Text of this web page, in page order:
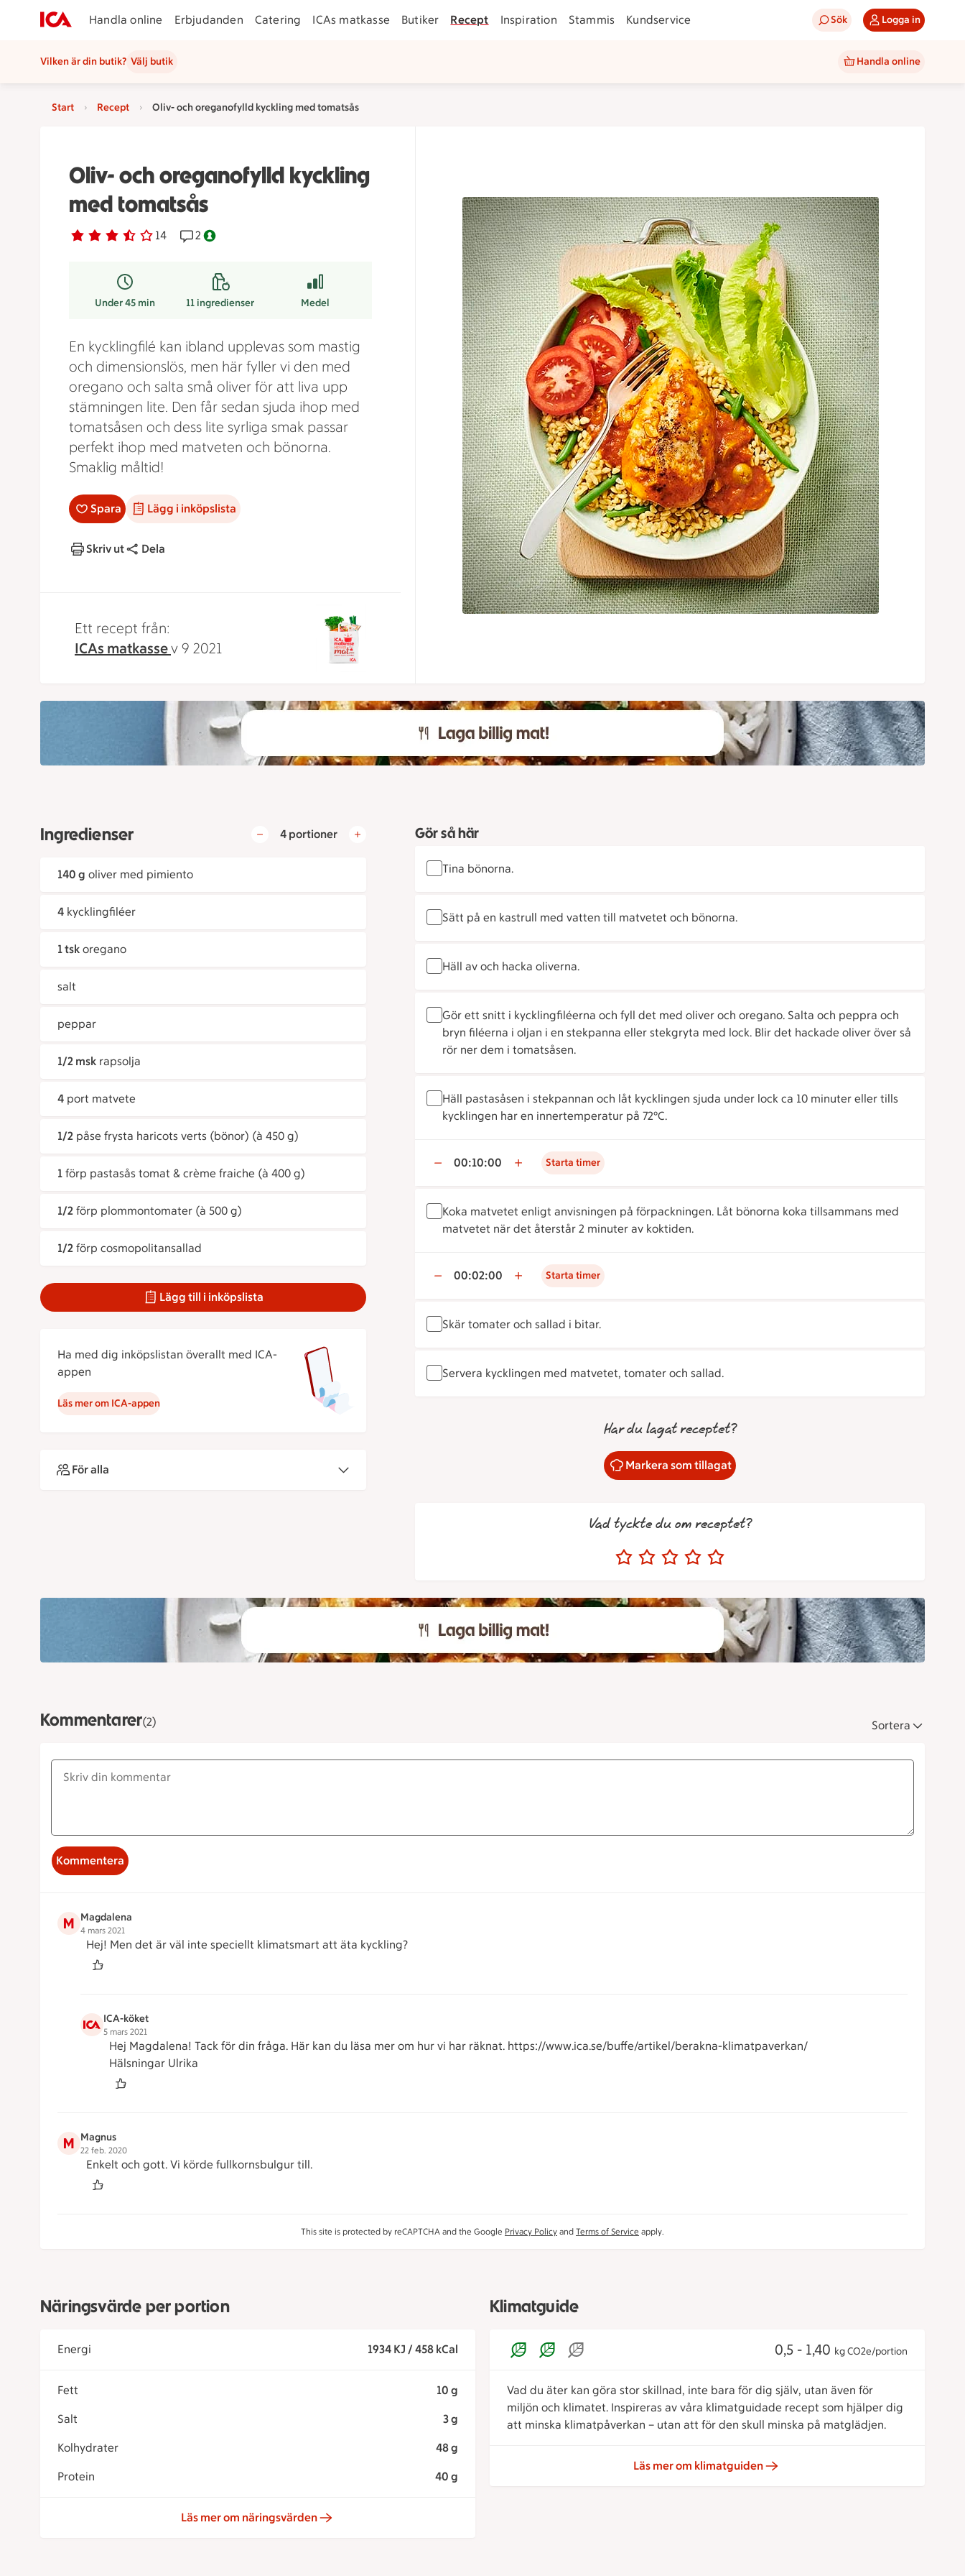
Handla online Erbjudanden Catering ICAs matkasse Butiker Recept Inspiration Stammis Kundservice Sök Logga in
Vilken är din butik? Välj butik Handla online
Start Recept Oliv- och oreganofylld kyckling med tomatsås
Oliv- och oreganofylld kyckling
med tomatsås
Betyg 3.4 av 5. 14
14 personer har röstatReceptet har 2 kommentarer
2 Nyckelhålsmärkt.
Under 45 min 11ingredienser Medel
En kycklingfilé kan ibland upplevas som mastig
och dimensionslös, men här fyller vi den med
oregano och salta små oliver för att liva upp
stämningen lite. Den får sedan sjuda ihop med
tomatsåsen och dess lite syrliga smak passar
perfekt ihop med matveten och bönorna.
Smaklig måltid!
Spara Lägg i inköpslista
Skriv ut Dela
Ett recept från:
ICAs matkassev 9 2021
Ingredienser 4 portioner
140 g oliver med pimiento
4 kycklingfiléer
1 tsk oregano
salt
peppar
1/2 msk rapsolja
4 port matvete
1/2 påse frysta haricots verts (bönor) (à 450 g)
1 förp pastasås tomat & crème fraiche (à 400 g)
1/2 förp plommontomater (à 500 g)
1/2 förp cosmopolitansallad
Lägg till i inköpslista
Ha med dig inköpslistan överallt med ICA-
appen
Läs mer om ICA-appen
För alla
Gör så här
Tina bönorna.
Sätt på en kastrull med vatten till matvetet och bönorna.
Häll av och hacka oliverna.
Gör ett snitt i kycklingfiléerna och fyll det med oliver och oregano. Salta och peppra och
bryn filéerna i oljan i en stekpanna eller stekgryta med lock. Blir det hackade oliver över så
rör ner dem i tomatsåsen.
Häll pastasåsen i stekpannan och låt kycklingen sjuda under lock ca 10 minuter eller tills
kycklingen har en innertemperatur på 72°C.
00:10:00 Starta timer
Koka matvetet enligt anvisningen på förpackningen. Låt bönorna koka tillsammans med
matvetet när det återstår 2 minuter av koktiden.
00:02:00 Starta timer
Skär tomater och sallad i bitar.
Servera kycklingen med matvetet, tomater och sallad.
Har du lagat receptet?
Markera som tillagat
Vad tyckte du om receptet?
Kommentarer(2) Sortera
Kommentera
M Magdalena
4 mars 2021
Hej! Men det är väl inte speciellt klimatsmart att äta kyckling?
ICA-köket
5 mars 2021
Hej Magdalena! Tack för din fråga. Här kan du läsa mer om hur vi har räknat. https://www.ica.se/buffe/artikel/berakna-klimatpaverkan/
Hälsningar Ulrika
M Magnus
22 feb. 2020
Enkelt och gott. Vi körde fullkornsbulgur till.
This site is protected by reCAPTCHA and the Google Privacy Policy and Terms of Service apply.
Näringsvärde per portion
Energi 1934 KJ / 458 kCal
Fett 10 g
Salt 3 g
Kolhydrater 48 g
Protein 40 g
Läs mer om näringsvärden
Klimatguide
0,5 - 1,40 kg CO2e/portion
Vad du äter kan göra stor skillnad, inte bara för dig själv, utan även för
miljön och klimatet. Inspireras av våra klimatguidade recept som hjälper dig
att minska klimatpåverkan – utan att för den skull minska på matglädjen.
Läs mer om klimatguiden